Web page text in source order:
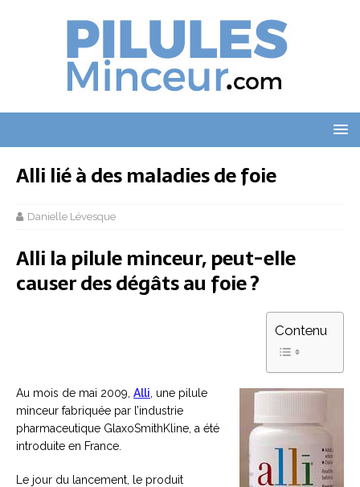
Alli lié à des maladies de foie
Danielle Lévesque
Alli la pilule minceur, peut-elle
causer des dégâts au foie ?
Contenu
Au mois de mai 2009, Alli , une pilule
minceur fabriquée par l’industrie
pharmaceutique GlaxoSmithKline, a été
introduite en France.
Le jour du lancement, le produit